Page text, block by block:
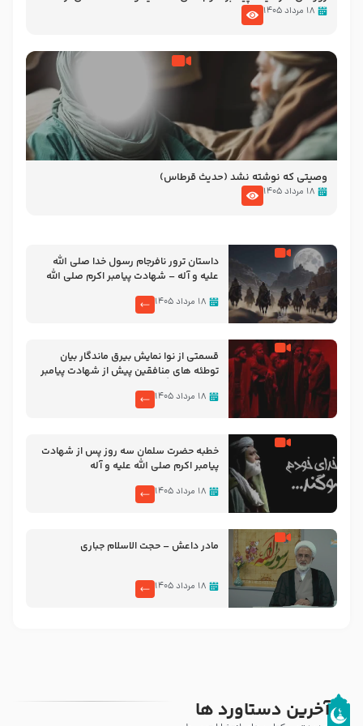
نوانمایش حرامیان در احرام – 1389
۱۸ مرداد ۱۴۰۵
وصیتی که نوشته نشد (حدیث قرطاس)
۱۸ مرداد ۱۴۰۵
‌‌‌‌‌‌‌داستان ترور نافرجام رسول خدا صلی الله
علیه و آله – شهادت پیامبر اکرم صلی الله
۱۸ مرداد ۱۴۰۵
قسمتی از نوا نمایش بیرق ماندگار بیان
توطئه های منافقین پیش از شهادت پیامبر
۱۸ مرداد ۱۴۰۵
خطبه حضرت سلمان سه روز پس از شهادت
پیامبر اکرم صلی الله علیه و آله
۱۸ مرداد ۱۴۰۵
مادر داعش – حجت الاسلام جباری
۱۸ مرداد ۱۴۰۵
آخرین دستاورد ها